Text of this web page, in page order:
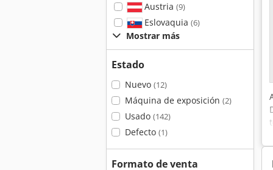
Austria (9)
Eslovaquia (6)
Mostrar más
Estado
Nuevo (12)
Máquina de exposición (2)
Usado (142)
Defecto (1)
Formato de venta